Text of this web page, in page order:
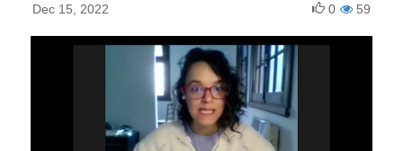
Dec 15, 2022 59
0